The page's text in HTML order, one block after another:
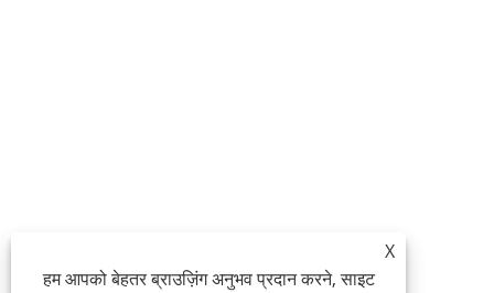
X
हम आपको बेहतर ब्राउज़िंग अनुभव प्रदान करने, साइट